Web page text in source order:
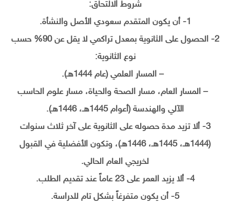
شروط الالتحاق:
1- أن يكون المتقدم سعودي الأصل والنشأة.
2- الحصول على الثانوية بمعدل تراكمي لا يقل عن 90% حسب
نوع الثانوية:
– المسار العلمي (عام 1444هـ).
– المسار العام، مسار الصحة والحياة، مسار علوم الحاسب
الآلي والهندسة (أعوام 1445هـ، 1446هـ).
3- ألا تزيد مدة حصوله على الثانوية على آخر ثلاث سنوات
(1444هـ، 1445هـ، 1446هـ)، وتكون الأفضلية في القبول
لخريجي العام الحالي.
4- ألا يزيد العمر على 23 عاماً عند تقديم الطلب.
5- أن يكون متفرغاً بشكل تام للدراسة.